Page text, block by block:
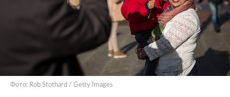
Фото: Rob Stothard / Getty Images